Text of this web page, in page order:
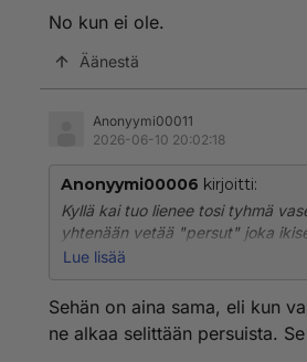
No kun ei ole.
Äänestä
Anonyymi00011
2026-06-10 20:02:18
Anonyymi00006 kirjoitti:
Kyllä kai tuo lienee tosi tyhmä
yhtenään vetää "persut" joka
negatiisisella tendenssillä!!
Ei kai ketkään muut kuin
Lue lisää
Sehän on aina sama, eli kun
ne alkaa selittään persuista.